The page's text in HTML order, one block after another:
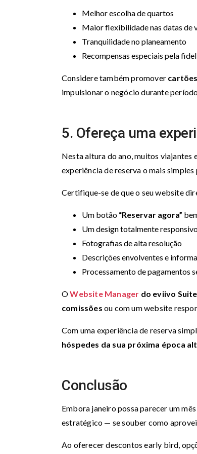
Melhor escolha de quartos
Maior flexibilidade nas datas de
Tranquilidade no planeamento
Recompensas especiais pela
Considere também promover
impulsionar o negócio durante
5. Ofereça uma
Nesta altura do ano, muitos viajantes
experiência de reserva o mais simples
Certifique-se de que o seu website
Um botão “Reservar agora”
Um design totalmente
Fotografias de alta resolução
Descrições envolventes e
Processamento de pagamentos
OWebsite Manager do eviivo Suite
comissões ou com um website
Com uma experiência de reserva
hóspedes da sua próxima época
Conclusão
Embora janeiro possa parecer um
estratégico — se souber como
Ao oferecer descontos early bird,